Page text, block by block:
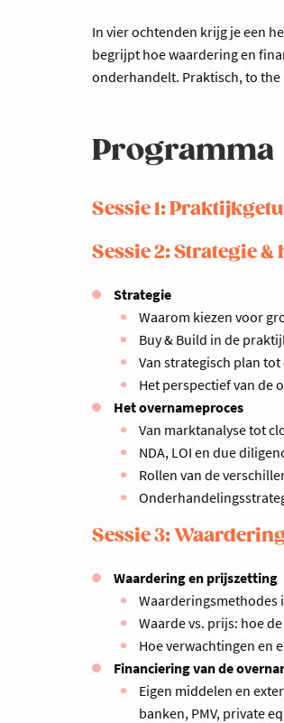
In vier ochtenden krijg je een
begrijpt hoe waardering en
onderhandelt. Praktisch, to
Programma
Sessie 1:
Sessie 2: Strategie &
Strategie
Waarom kiezen voor
Buy & Build in de
Van strategisch plan
Het perspectief van de
Het overnameproces
Van marktanalyse tot
NDA, LOI en due
Rollen van de
Sessie 3:
Waardering en prijszetting
Waarderingsmethodes
Waarde vs. prijs: hoe
Hoe verwachtingen en
Financiering van de
Eigen middelen en
banken, PMV, private